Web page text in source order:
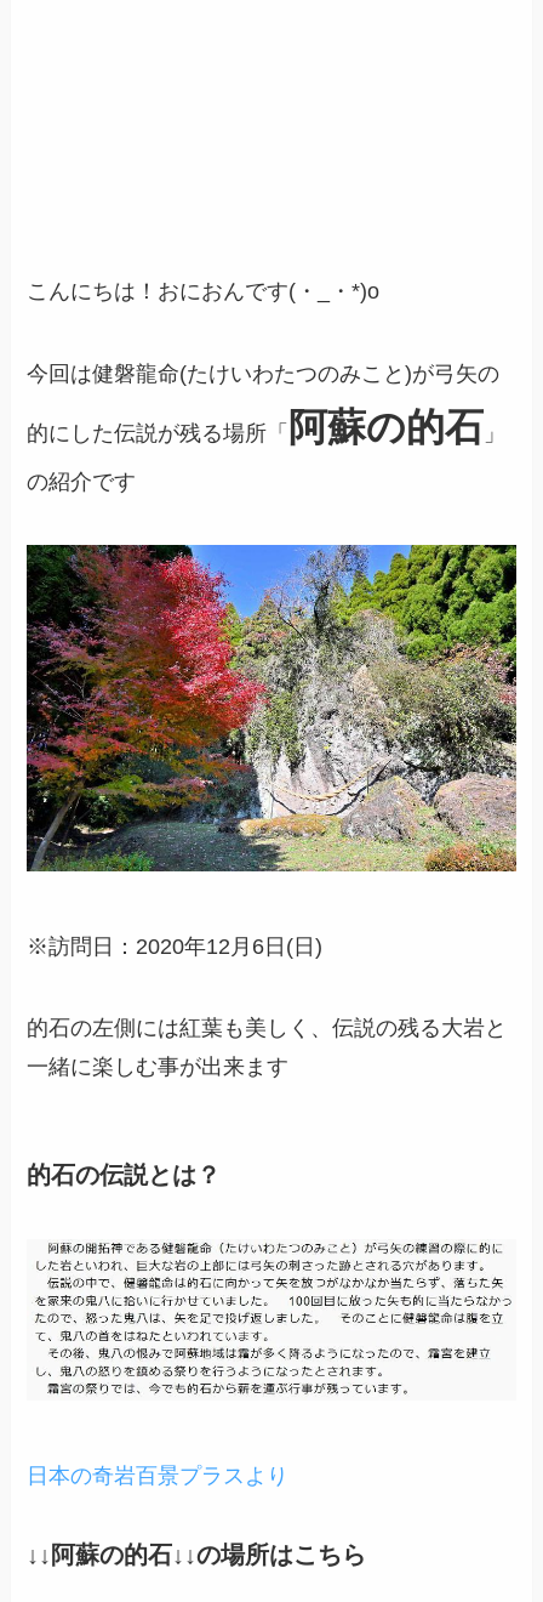
こんにちは！おにおんです(・_・*)o
今回は健磐龍命(たけいわたつのみこと)が弓矢の
的にした伝説が残る場所「 阿蘇の的石 」
の紹介です
※訪問日：2020年12月6日(日)
的石の左側には紅葉も美しく、伝説の残る大岩と
一緒に楽しむ事が出来ます
的石の伝説とは？
日本の奇岩百景プラスより
↓↓ 阿蘇の的石↓↓の場所はこちら